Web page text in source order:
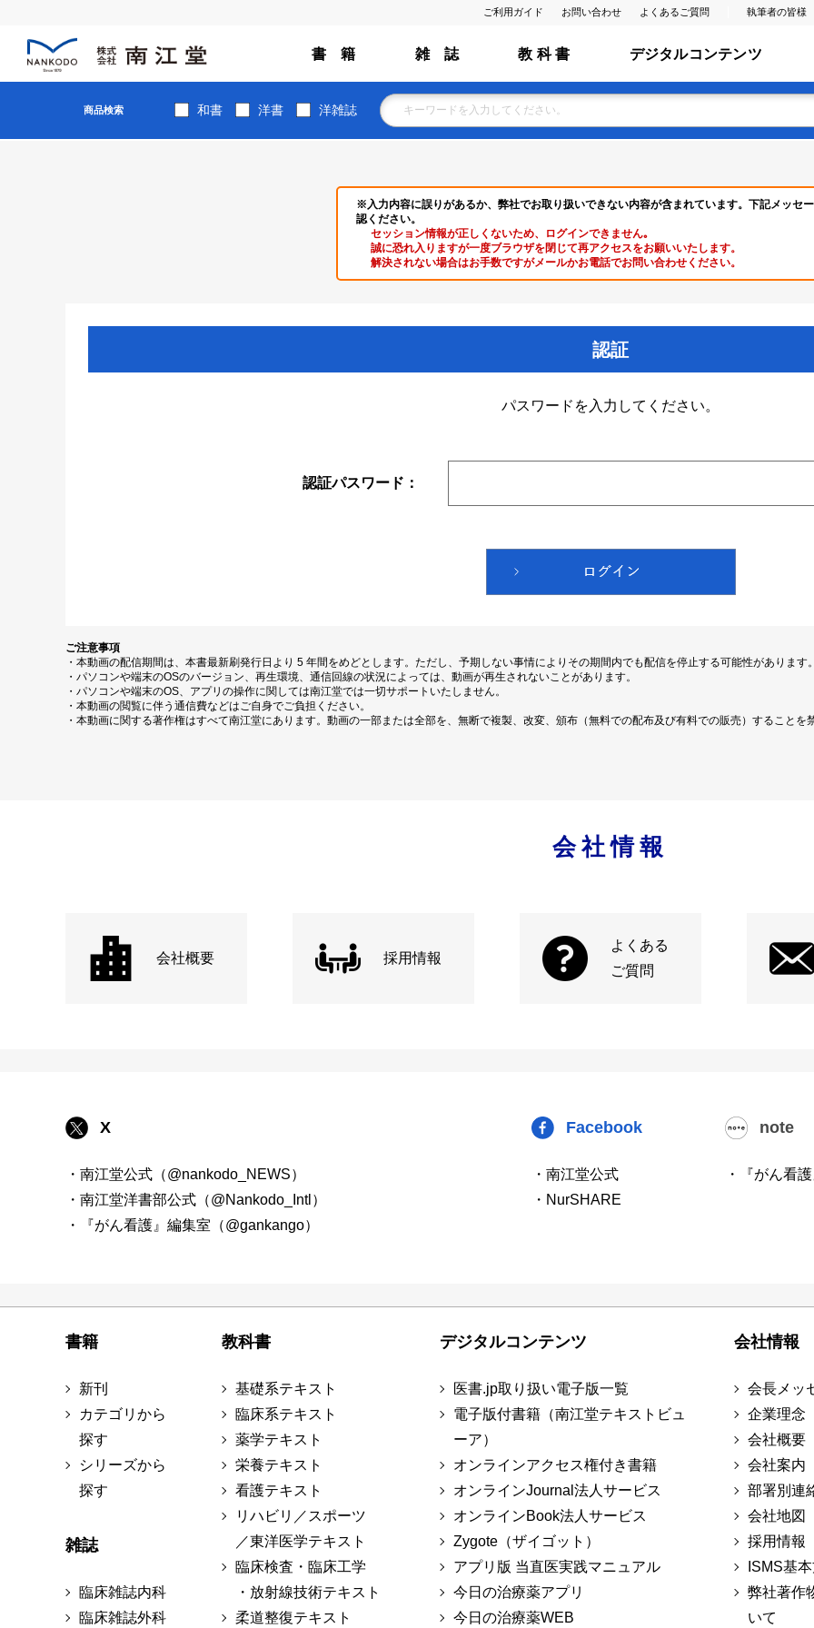
ご利用ガイド お問い合わせ よくあるご質問 執筆者の皆様
書 籍 雑 誌 教 科 書 デジタルコンテンツ
商品検索 和書 洋書 洋雑誌
※入力内容に誤りがあるか、弊社でお取り扱いできない内容が含まれています。下記メッセ
認ください。
セッション情報が正しくないため、ログインできません｡
誠に恐れ入りますが一度ブラウザを閉じて再アクセスをお願いいたします。
解決されない場合はお手数ですがメールかお電話でお問い合わせください。
認証
パスワードを入力してください。
認証パスワード：
ご注意事項
・本動画の配信期間は、本書最新刷発行日より 5 年間をめどとします。ただし、予期しない事情によりその期間内でも配信を停止する可能性があります。
・パソコンや端末のOSのバージョン、再生環境、通信回線の状況によっては、動画が再生されないことがあります。
・パソコンや端末のOS、アプリの操作に関しては南江堂では一切サポートいたしません。
・本動画の閲覧に伴う通信費などはご自身でご負担ください。
・本動画に関する著作権はすべて南江堂にあります。動画の一部または全部を、無断で複製、改変、頒布（無料での配布及び有料での販売）することを
会社情報
会社概要 採用情報
よくある
ご質問
X
・南江堂公式（@nankodo_NEWS）
・南江堂洋書部公式（@Nankodo_Intl）
・『がん看護』編集室（@gankango）
Facebook
・南江堂公式
・NurSHARE
note
・『がん看
書籍
新刊
カテゴリから
探す
シリーズから
探す
雑誌
臨床雑誌内科
臨床雑誌外科
教科書
基礎系テキスト
臨床系テキスト
薬学テキスト
栄養テキスト
看護テキスト
リハビリ／スポーツ
／東洋医学テキスト
臨床検査・臨床工学
・放射線技術テキスト
柔道整復テキスト
デジタルコンテンツ
医書.jp取り扱い電子版一覧
電子版付書籍（南江堂テキストビュ
ーア）
オンラインアクセス権付き書籍
オンラインJournal法人サービス
オンラインBook法人サービス
Zygote（ザイゴット）
アプリ版 当直医実践マニュアル
今日の治療薬アプリ
今日の治療薬WEB
会社情報
会長メッ
企業理念
会社概要
会社案内
部署別連
会社地図
採用情報
ISMS基
弊社著作
いて